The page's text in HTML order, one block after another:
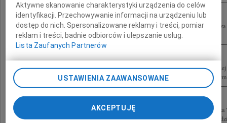
Z głębokim żalem i w poczuciu ogromnej straty żegnamy prof. Stefana
Deweloperskich
Z ogromnym smutkiem przyjęliśmy tragiczną wiadomość o nagłej i
Kuryłowicza wybitnego architekta, nauczyciela akademickiego i myśliciela, z
Z głębokim żalem przyjęliśmy wiadomość o śmierci profesora Stefana
projektu hotelu Double Tree by Hilton w Łodzi. Łączymy się w smutku z Jego
Aktywne skanowanie charakterystyki urządzenia do celów
identyfikacji. Przechowywanie informacji na urządzeniu lub
dostęp do nich. Spersonalizowane reklamy i treści, pomiar
reklam i treści, badnie odbiorców i ulepszanie usług.
Lista Zaufanych Partnerów
USTAWIENIA ZAAWANSOWANE
AKCEPTUJĘ